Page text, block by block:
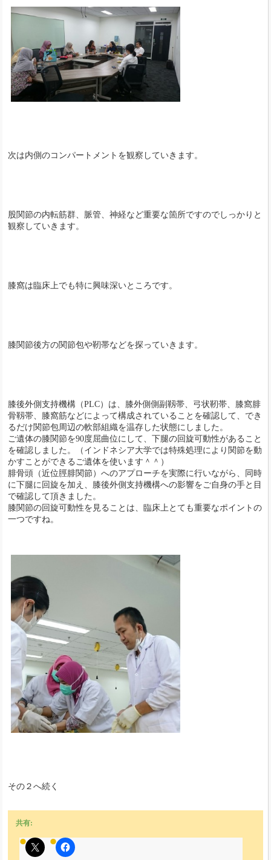
次は内側のコンパートメントを観察していきます。
股関節の内転筋群、脈管、神経など重要な箇所ですのでしっかりと
観察していきます。
膝窩は臨床上でも特に興味深いところです。
膝関節後方の関節包や靭帯などを探っていきます。
膝後外側支持機構（PLC）は、膝外側側副靱帯、弓状靭帯、膝窩腓
骨靱帯、膝窩筋などによって構成されていることを確認して、でき
るだけ関節包周辺の軟部組織を温存した状態にしました。
ご遺体の膝関節を90度屈曲位にして、下腿の回旋可動性があること
を確認しました。（インドネシア大学では特殊処理により関節を動
かすことができるご遺体を使います＾＾）
腓骨頭（近位脛腓関節）へのアプローチを実際に行いながら、同時
に下腿に回旋を加え、膝後外側支持機構への影響をご自身の手と目
で確認して頂きました。
膝関節の回旋可動性を見ることは、臨床上とても重要なポイントの
一つですね。
その２へ続く
共有: